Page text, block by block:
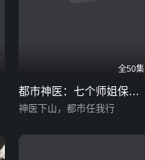
全50集
都市神医：七个师姐保我
无敌（中）
神医下山，都市任我行